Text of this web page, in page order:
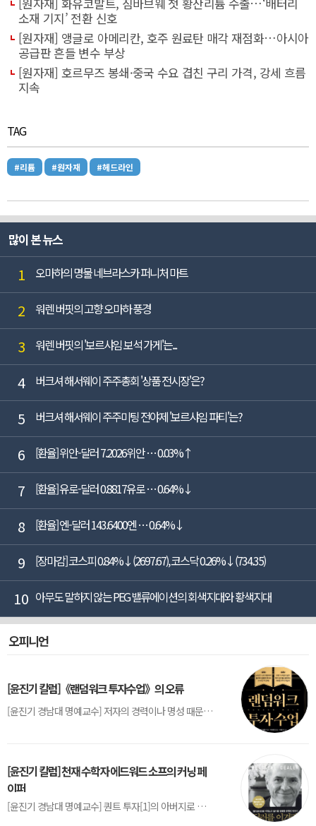
소재 기지’ 전환 신호
[원자재] 앵글로 아메리칸, 호주 원료탄 매각 재점화…아시아
공급판 흔들 변수 부상
[원자재] 호르무즈 봉쇄·중국 수요 겹친 구리 가격, 강세 흐름
지속
TAG
#리튬 #원자재 #헤드라인
많이 본 뉴스
1 오마하의 명물 네브라스카 퍼니처 마트
2 워렌 버핏의 고향 오마하 풍경
3 워렌 버핏의 '보르샤임 보석 가게'는...
4 버크셔 해서웨이 주주총회 '상품 전시장'은?
5 버크셔 해서웨이 주주미팅 전야제 '보르샤임 파티'는?
6 [환율] 위안-달러 7.2026위안 … 0.03%↑
7 [환율] 유로-달러 0.8817유로 … 0.64%↓
8 [환율] 엔-달러 143.6400엔 … 0.64%↓
9 [장마감] 코스피 0.84%↓(2697.67), 코스닥 0.26%↓(734.35)
10 아무도 말하지 않는 PEG 밸류에이션의 회색지대와 황색지대
오피니언
[윤진기 칼럼]《랜덤워크 투자수업》의 오류
[윤진기 경남대 명예교수] 저자의 경력이나 명성 때문인지 2020년에 번역 출판된 《랜덤워크 투자수업》(A Random Walk Down Wall Street) 12판은 표지부터가 거창하다. ‘45년간 12번 개정하며 철저히 검증한 투자서’, ‘전문가 부럽지 않은 투자 감각을 길러주는 위대한 투자지침서’ 라는 은빛 광고문구로 독자를 유혹한다.[1] 출판 50주...
[윤진기 칼럼] 천재 수학자 에드워드 소프의 커닝 페
이퍼
[윤진기 경남대 명예교수] 퀀트 투자[1]의 아버지로 불리는 에드워드 소프(Edward O. Thorp)는 수학계에서 천재로 알려진 인물이다. 그는 수학자이지만, 투자 업계에도 여러 가지 흥미로운 일화를 남겼다.수학을 이용하여 카지노를 이길 수 있는지가 궁금했던 그는 동료 교수가 소개해 준 블랙잭(Blackjack) 전략의 핵심을 손바닥 크기의 종이에 요...